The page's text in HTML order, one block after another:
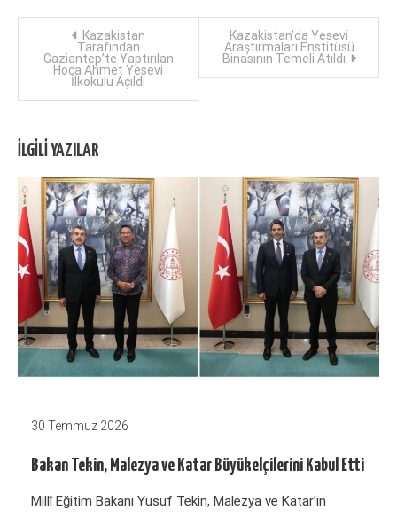
dolaşımı
Kazakistan
Tarafından
Gaziantep’te Yaptırılan
Hoca Ahmet Yesevi
İlkokulu Açıldı
Kazakistan’da Yesevi
Araştırmaları Enstitüsü
Binasının Temeli Atıldı
İLGILI YAZILAR
30 Temmuz 2026
Bakan Tekin, Malezya ve Katar Büyükelçilerini Kabul Etti
Millî Eğitim Bakanı Yusuf Tekin, Malezya ve Katar’ın